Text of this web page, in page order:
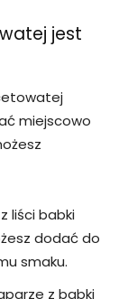
jest
miejscowo
liści babki
dodać do
smaku.
z babki